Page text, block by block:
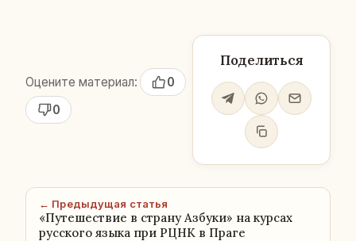
Оцените материал:
0
0
Поделиться
← Предыдущая статья
«Путешествие в страну Азбуки» на курсах
русского языка при РЦНК в Праге